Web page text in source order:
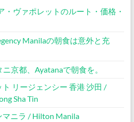
・ヴァポレットのルート・価格・
Manilaの朝食は意外と充
ニ京都、Ayatanaで朝食を。
ト リージェンシー 香港 沙田 /
Sha Tin
マニラ / Hilton Manila